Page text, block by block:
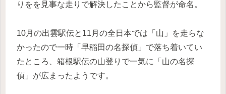
りをを見事な走りで解決したことから監督が命名。
10月の出雲駅伝と11月の全日本では「山」を走らな
かったので一時「早稲田の名探偵」で落ち着いてい
たところ、箱根駅伝の山登りで一気に「山の名探
偵」が広まったようです。